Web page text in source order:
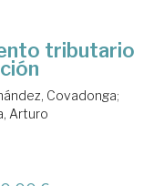
tributario
Covadonga;
Arturo